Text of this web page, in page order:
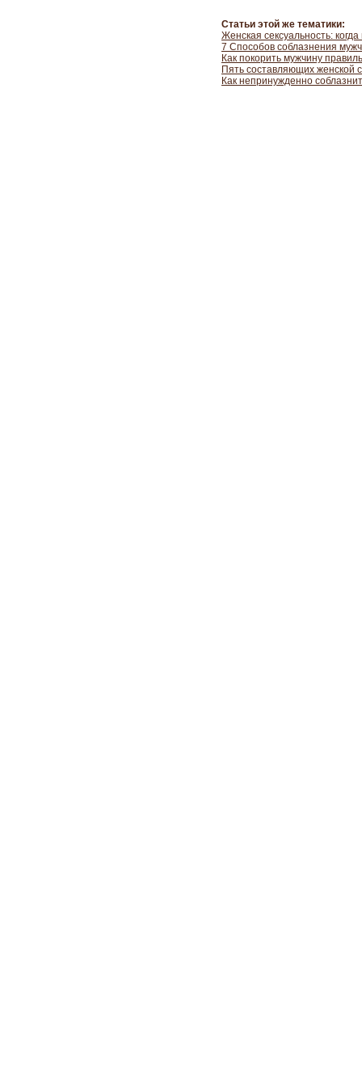
Статьи этой же тематики:
Женская сексуальность:
7 Способов соблазнения
Как покорить мужчину
Пять составляющих женской
Как непринужденно